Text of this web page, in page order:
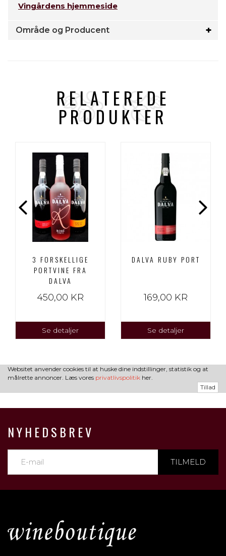
Vingårdens hjemmeside
Område og Producent
RELATEREDE
PRODUKTER
3 FORSKELLIGE
PORTVINE FRA
DALVA
450,00 KR
Se detaljer
DALVA RUBY PORT
169,00 KR
Se detaljer
Websitet anvender cookies til at huske dine indstillinger, statistik og at
målrette annoncer. Læs vores privatlivspolitik her.
Tillad
NYHEDSBREV
TILMELD